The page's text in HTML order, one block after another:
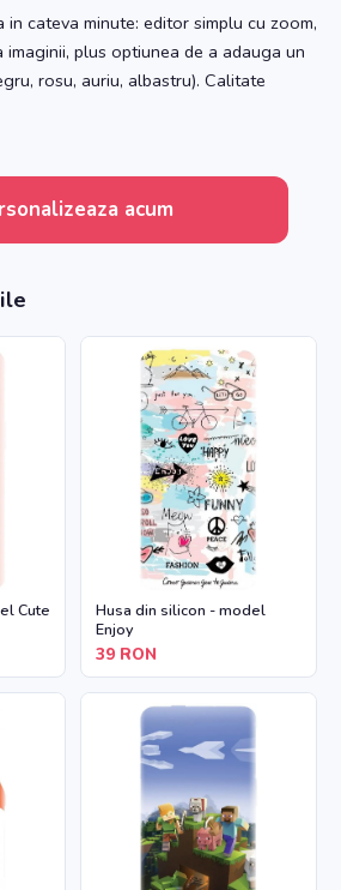
in cateva minute: editor simplu cu zoom,
plus optiunea de a adauga un
rosu, auriu, albastru). Calitate
acum
Cute
Husa din silicon - model
Enjoy
39 RON